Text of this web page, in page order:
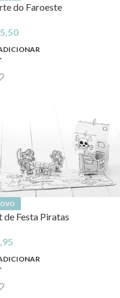
do Faroeste
de Festa Piratas